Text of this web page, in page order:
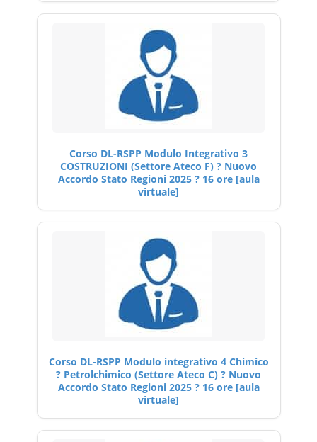
Corso DL-RSPP Modulo Integrativo 3
COSTRUZIONI (Settore Ateco F) ? Nuovo
Accordo Stato Regioni 2025 ? 16 ore [aula
virtuale]
Corso DL-RSPP Modulo integrativo 4 Chimico
? Petrolchimico (Settore Ateco C) ? Nuovo
Accordo Stato Regioni 2025 ? 16 ore [aula
virtuale]